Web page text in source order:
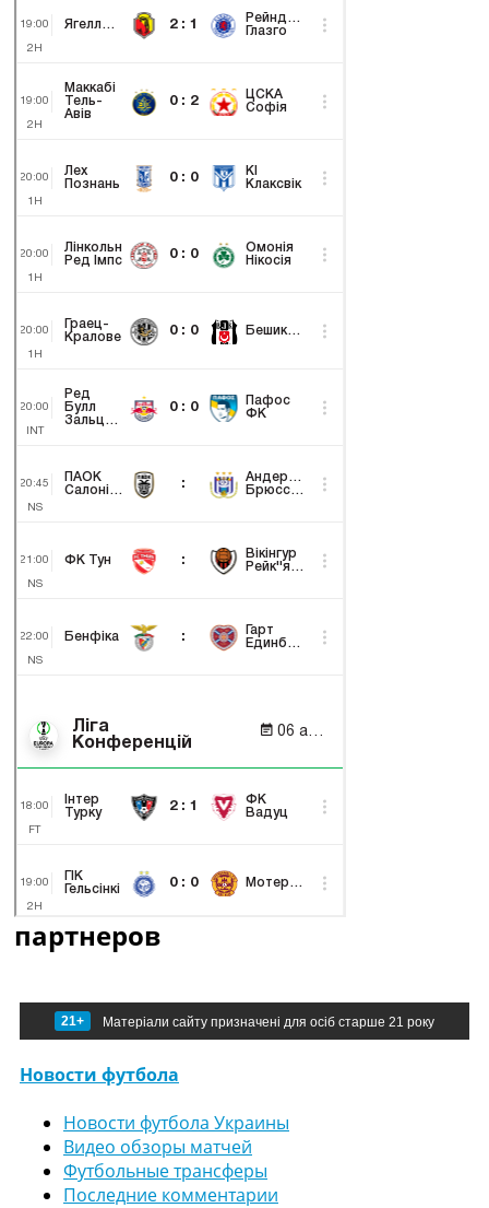
партнеров
21+ Матеріали сайту призначені для осіб старше 21 року
Новости футбола
Новости футбола Украины
Видео обзоры матчей
Футбольные трансферы
Последние комментарии